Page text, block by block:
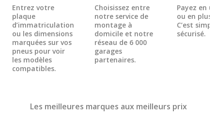
Entrez votre
plaque
d’immatriculation
ou les dimensions
marquées sur vos
pneus pour voir
les modèles
compatibles.
Choisissez entre
notre service de
montage à
domicile et notre
réseau de 6 000
garages
partenaires.
Payez en
ou en
C’est
sécurisé.
Les meilleures marques aux meilleurs prix